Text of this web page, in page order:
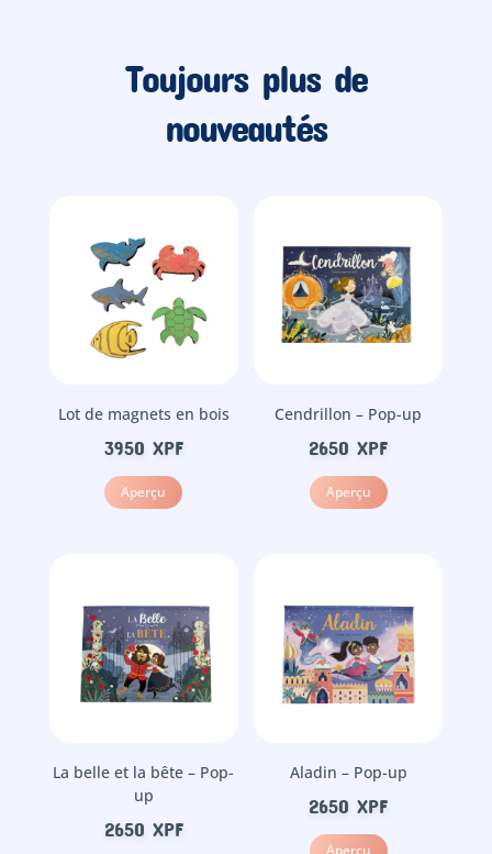
Toujours plus de
nouveautés
Lot de magnets en bois
3950 XPF
Aperçu
Cendrillon – Pop-up
2650XPF
Aperçu
La belle et la bête – Pop-
up
2650 XPF
Aladin – Pop-up
2650XPF